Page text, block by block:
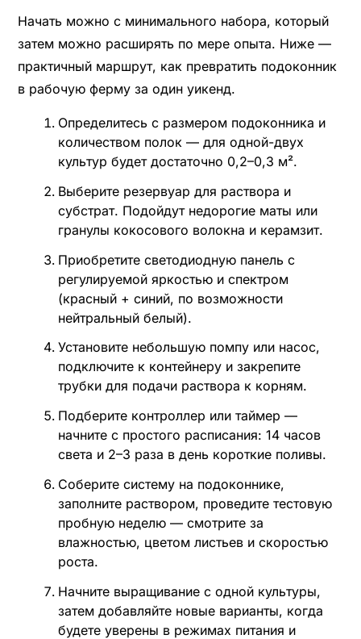
Начать можно с минимального набора, который
затем можно расширять по мере опыта. Ниже —
практичный маршрут, как превратить подоконник
в рабочую ферму за один уикенд.
Определитесь с размером подоконника и
количеством полок — для одной-двух
культур будет достаточно 0,2–0,3 м².
Выберите резервуар для раствора и
субстрат. Подойдут недорогие маты или
гранулы кокосового волокна и керамзит.
Приобретите светодиодную панель с
регулируемой яркостью и спектром
(красный + синий, по возможности
нейтральный белый).
Установите небольшую помпу или насос,
подключите к контейнеру и закрепите
трубки для подачи раствора к корням.
Подберите контроллер или таймер —
начните с простого расписания: 14 часов
света и 2–3 раза в день короткие поливы.
Соберите систему на подоконнике,
заполните раствором, проведите тестовую
пробную неделю — смотрите за
влажностью, цветом листьев и скоростью
роста.
Начните выращивание с одной культуры,
затем добавляйте новые варианты, когда
будете уверены в режимах питания и